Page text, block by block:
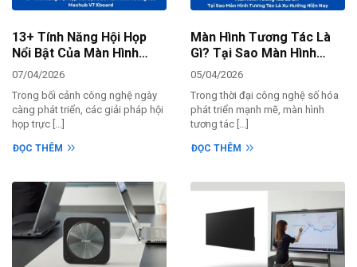
13+ Tính Năng Hội Họp
Nổi Bật Của Màn Hình
Tương Tác Maxhub V7
07/04/2026
Trong bối cảnh công nghệ ngày
càng phát triển, các giải pháp hội
họp trực [...]
ĐỌC THÊM
Màn Hình Tương Tác Là
Gì? Tại Sao Màn Hình
Tương Tác Là Xu Hướng
05/04/2026
Trong thời đại công nghệ số hóa
phát triển mạnh mẽ, màn hình
tương tác [...]
ĐỌC THÊM